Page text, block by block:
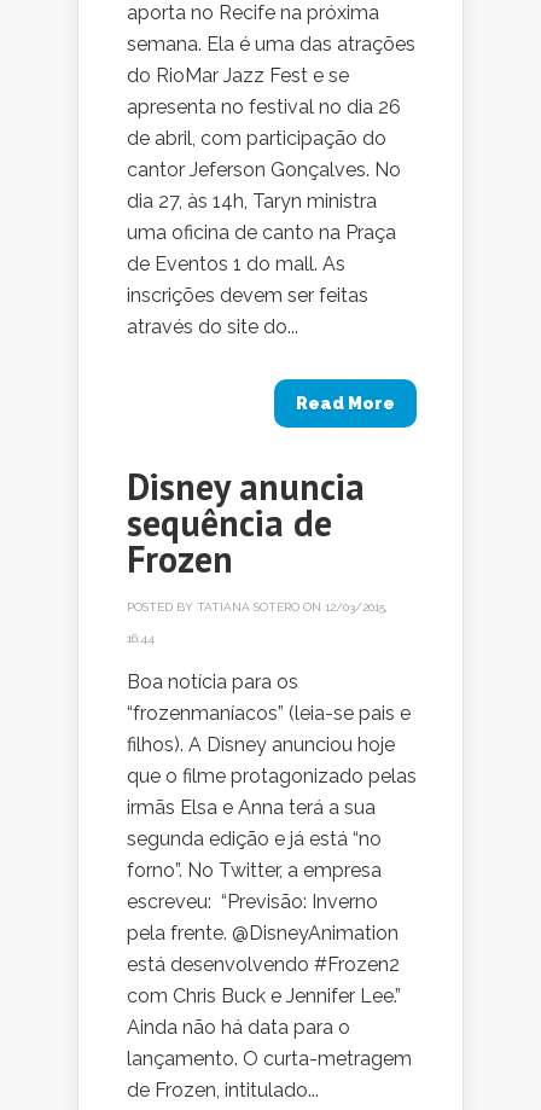
aporta no Recife na próxima
semana. Ela é uma das atrações
do RioMar Jazz Fest e se
apresenta no festival no dia 26
de abril, com participação do
cantor Jeferson Gonçalves. No
dia 27, às 14h, Taryn ministra
uma oficina de canto na Praça
de Eventos 1 do mall. As
inscrições devem ser feitas
através do site do...
Read More
Disney anuncia
sequência de
Frozen
POSTED BY TATIANA SOTERO ON 12/03/2015,
16:44
Boa notícia para os
“frozenmaníacos” (leia-se pais e
filhos). A Disney anunciou hoje
que o filme protagonizado pelas
irmãs Elsa e Anna terá a sua
segunda edição e já está “no
forno”. No Twitter, a empresa
escreveu: “Previsão: Inverno
pela frente. @DisneyAnimation
está desenvolvendo #Frozen2
com Chris Buck e Jennifer Lee.”
Ainda não há data para o
lançamento. O curta-metragem
de Frozen, intitulado...